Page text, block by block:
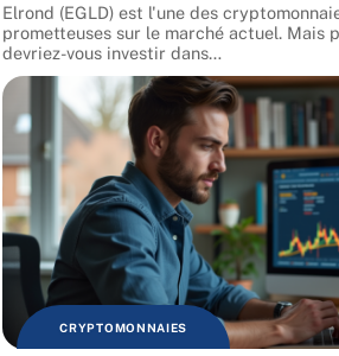
Elrond (EGLD) est l'une des
prometteuses sur le marché actuel. Mais
devriez-vous investir dans…
CRYPTOMONNAIES